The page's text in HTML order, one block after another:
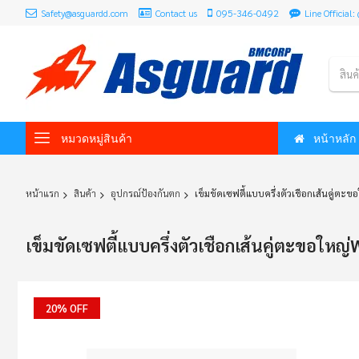
Safety@asguardd.com Contact us 095-346-0492 Line Official:
สิน
หมวดหมู่สินค้า หน้าหลัก
หน้าแรก สินค้า อุปกรณ์ป้องกันตก เข็มขัดเซฟตี้แบบครึ่งตัวเชือกเส้นคู่ตะขอ
เข็มขัดเซฟตี้แบบครึ่งตัวเชือกเส้นคู่ตะขอใหญ่
Skip20% OFF